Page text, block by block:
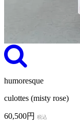
humoresque
culottes (misty rose)
60,500円 税込